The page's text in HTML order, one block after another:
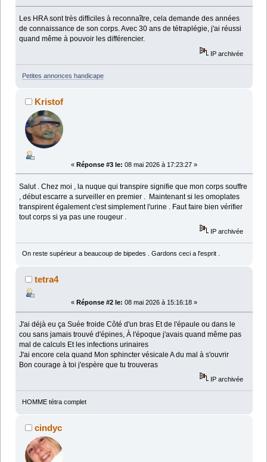
Les HRA sont très difficiles à reconnaître, cela demande des années
de connaissance de son corps. Avec 30 ans de tétraplégie, j'ai réussi
quand même à pouvoir les différencier.
IP archivée
Petites annonces handicape
Kristof
« Réponse #3 le: 08 mai 2026 à 17:23:27 »
Salut . Chez moi , la nuque qui transpire signifie que mon corps souffre
, début escarre a surveiller en premier . Maintenant si les omoplates
transpirent également c'est simplement l'urine . Faut faire bien vérifier
tout corps si ya pas une rougeur .
IP archivée
On reste supérieur a beaucoup de bipedes . Gardons ceci a l'esprit .
tetra4
« Réponse #2 le: 08 mai 2026 à 15:16:18 »
J'ai déjà eu ça Suée froide Côté d'un bras Et de l'épaule ou dans le
cou sans jamais trouvé d'épines, À l'époque j'avais quand même pas
mal de calculs Et les infections urinaires
J'ai encore cela quand Mon sphincter vésicale A du mal à s'ouvrir
Bon courage à toi j'espère que tu trouveras
IP archivée
HOMME tétra complet
cindyc